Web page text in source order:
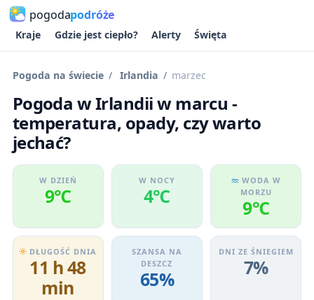
pogodapodróże
Kraje Gdzie jest ciepło? Alerty Święta
Pogoda na świecie Irlandia marzec
Pogoda w Irlandii w marcu -
temperatura, opady, czy warto
jechać?
W DZIEŃ
9℃
W NOCY
4℃
WODA W
MORZU
9℃
DŁUGOŚĆ DNIA
11 h 48
min
SZANSA NA
DESZCZ
65%
DNI ZE ŚNIEGIEM
7%